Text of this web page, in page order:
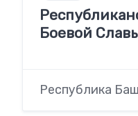
Боевой
Республика